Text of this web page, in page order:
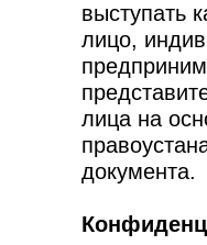
выступать
лицо,
лица на
документа.